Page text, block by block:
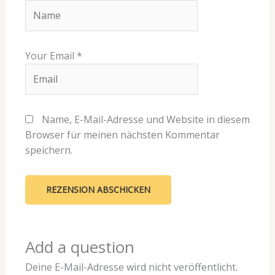
Your Email *
Name, E-Mail-Adresse und Website in diesem
Browser für meinen nächsten Kommentar
speichern.
Add a question
Deine E-Mail-Adresse wird nicht veröffentlicht.